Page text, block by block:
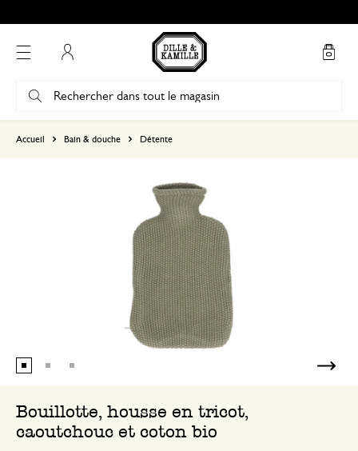
Accueil Bain & douche Détente
Bouillotte, housse en tricot,
caoutchouc et coton bio